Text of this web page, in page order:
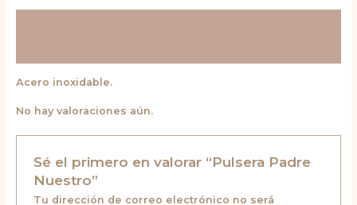
Acero inoxidable.
No hay valoraciones aún.
Sé el primero en valorar “Pulsera Padre
Nuestro”
Tu dirección de correo electrónico no será